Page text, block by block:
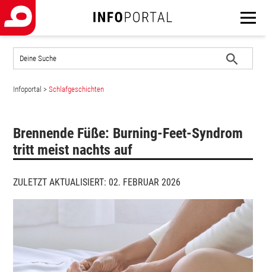
der
suchen
starten
Infoportal > Schlafgeschichten
Brennende Füße: Burning-Feet-Syndrom
tritt meist nachts auf
ZULETZT AKTUALISIERT: 02. FEBRUAR 2026